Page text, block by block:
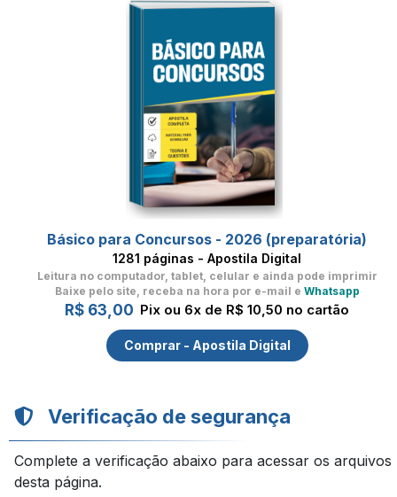
Básico para Concursos - 2026 (preparatória)
1281 páginas - Apostila Digital
Leitura no computador, tablet, celular e ainda pode imprimir
Baixe pelo site, receba na hora por e-mail e Whatsapp
R$ 63,00 Pix ou 6x de R$ 10,50 no cartão
Comprar - Apostila Digital
Verificação de segurança
Complete a verificação abaixo para acessar os arquivos
desta página.